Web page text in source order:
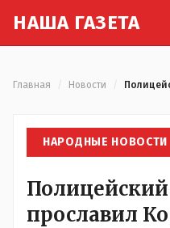
НАША ГАЗЕТА
Главная Новости
НАРОДНЫЕ НОВОСТИ
прославил